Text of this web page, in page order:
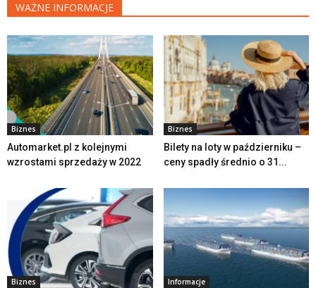
WAŻNE INFORMACJE
Biznes
Automarket.pl z kolejnymi
wzrostami sprzedaży w 2022
Biznes
Bilety na loty w październiku –
ceny spadły średnio o 31...
Biznes Informacje